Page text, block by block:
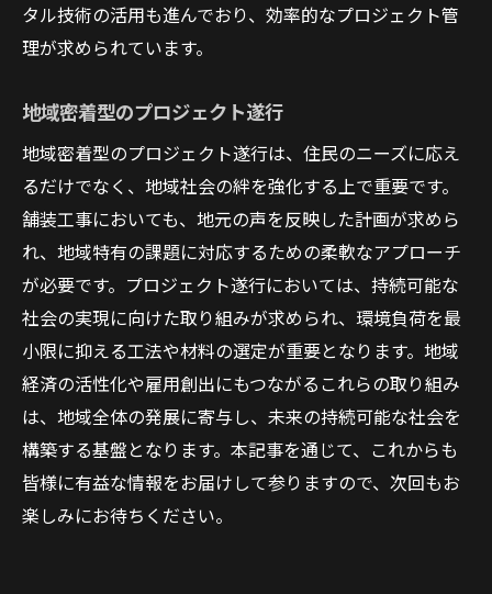
タル技術の活用も進んでおり、効率的なプロジェクト管
理が求められています。
地域密着型のプロジェクト遂行
地域密着型のプロジェクト遂行は、住民のニーズに応え
るだけでなく、地域社会の絆を強化する上で重要です。
舗装工事においても、地元の声を反映した計画が求めら
れ、地域特有の課題に対応するための柔軟なアプローチ
が必要です。プロジェクト遂行においては、持続可能な
社会の実現に向けた取り組みが求められ、環境負荷を最
小限に抑える工法や材料の選定が重要となります。地域
経済の活性化や雇用創出にもつながるこれらの取り組み
は、地域全体の発展に寄与し、未来の持続可能な社会を
構築する基盤となります。本記事を通じて、これからも
皆様に有益な情報をお届けして参りますので、次回もお
楽しみにお待ちください。